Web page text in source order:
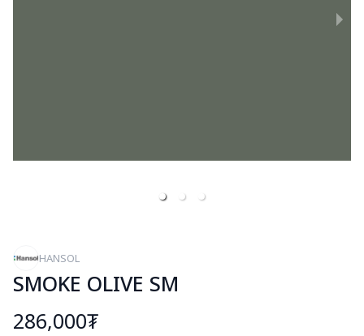
HANSOL
SMOKE OLIVE SM
286,000₮